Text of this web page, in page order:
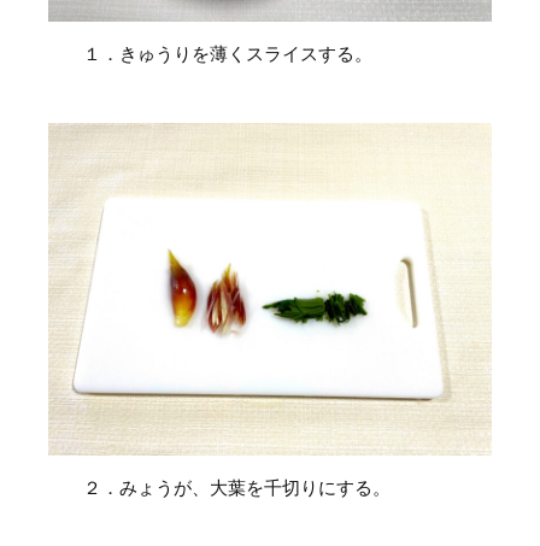
１．きゅうりを薄くスライスする。
２．みょうが、大葉を千切りにする。